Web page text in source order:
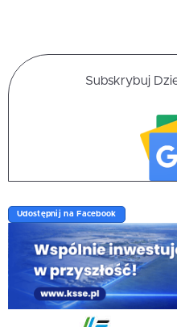
Subskrybuj
Udostępnij na Facebook